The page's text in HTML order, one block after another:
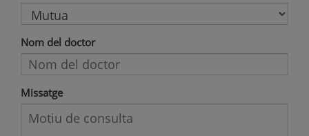
Nom del doctor
Missatge